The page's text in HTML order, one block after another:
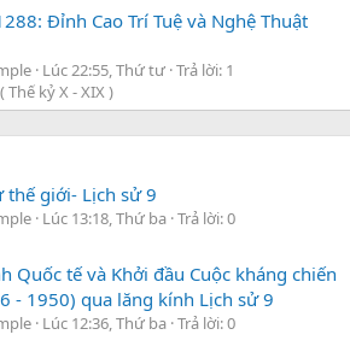
Đỉnh Cao Trí Tuệ và Nghệ Thuật
Lúc 22:55, Thứ tư Trả lời: 1
kỷ X - XIX )
thế giới- Lịch sử 9
Lúc 13:18, Thứ ba Trả lời: 0
Quốc tế và Khởi đầu Cuộc kháng chiến
- 1950) qua lăng kính Lịch sử 9
Lúc 12:36, Thứ ba Trả lời: 0